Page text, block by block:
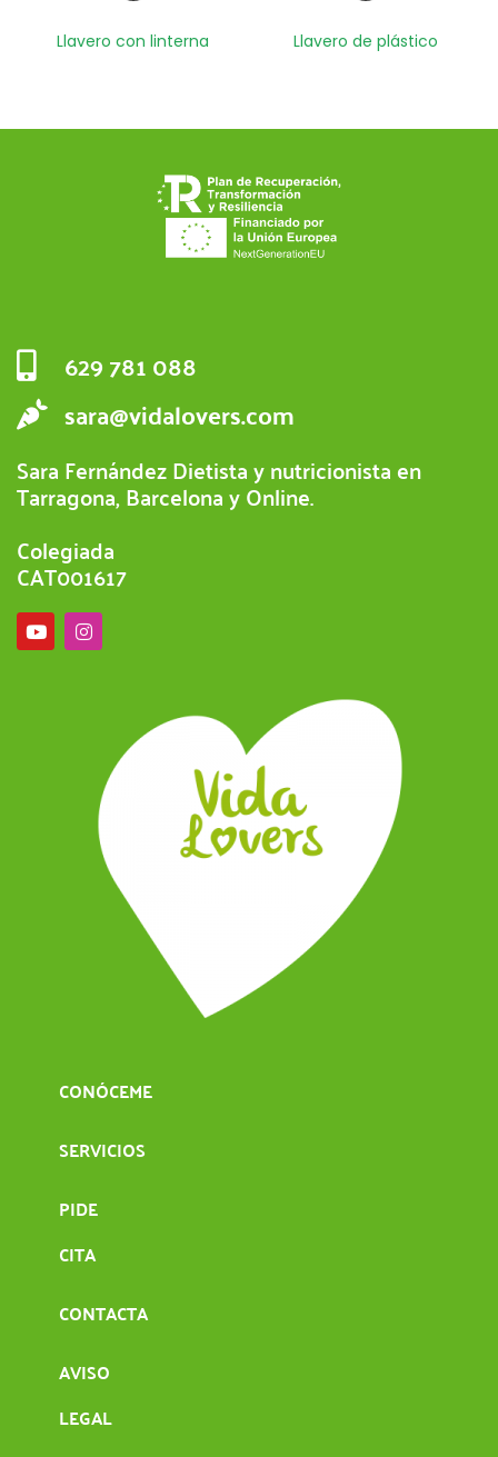
Llavero con linterna Llavero de plástico
629 781 088
sara@vidalovers.com
Sara Fernández Dietista y nutricionista en
Tarragona, Barcelona y Online.
Colegiada
CAT001617
CONÓCEME
SERVICIOS
PIDE
CITA
CONTACTA
AVISO
LEGAL